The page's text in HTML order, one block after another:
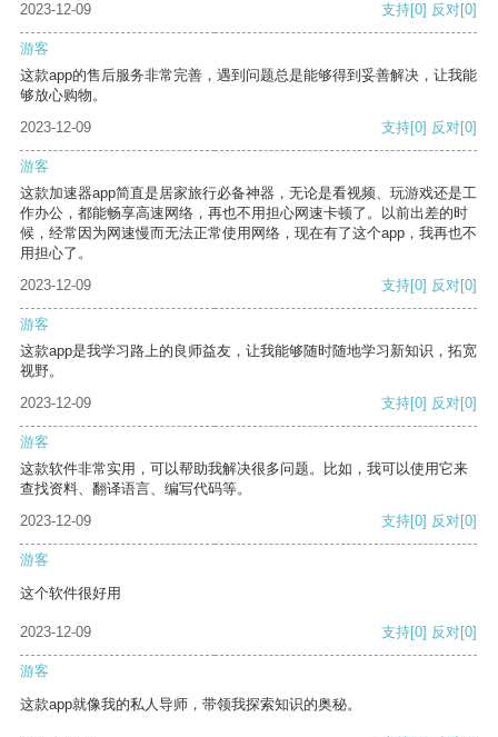
2023-12-09 支持[0] 反对[0]
游客
这款app的售后服务非常完善，遇到问题总是能够得到妥善解决，让我能
够放心购物。
2023-12-09
支持[0] 反对[0]
游客
这款加速器app简直是居家旅行必备神器，无论是看视频、玩游戏还是工
作办公，都能畅享高速网络，再也不用担心网速卡顿了。以前出差的时
候，经常因为网速慢而无法正常使用网络，现在有了这个app，我再也不
用担心了。
2023-12-09
支持[0] 反对[0]
游客
这款app是我学习路上的良师益友，让我能够随时随地学习新知识，拓宽
视野。
2023-12-09
支持[0] 反对[0]
游客
这款软件非常实用，可以帮助我解决很多问题。比如，我可以使用它来
查找资料、翻译语言、编写代码等。
2023-12-09
支持[0] 反对[0]
游客
这个软件很好用
2023-12-09 支持[0] 反对[0]
游客
这款app就像我的私人导师，带领我探索知识的奥秘。